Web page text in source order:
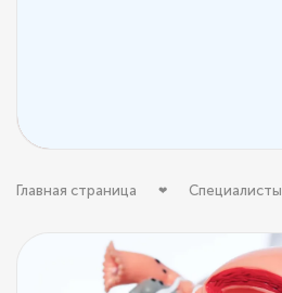
Главная страница Специалисты